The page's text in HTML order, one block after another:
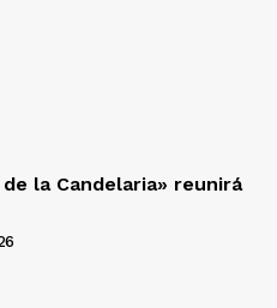
la Candelaria» reunirá